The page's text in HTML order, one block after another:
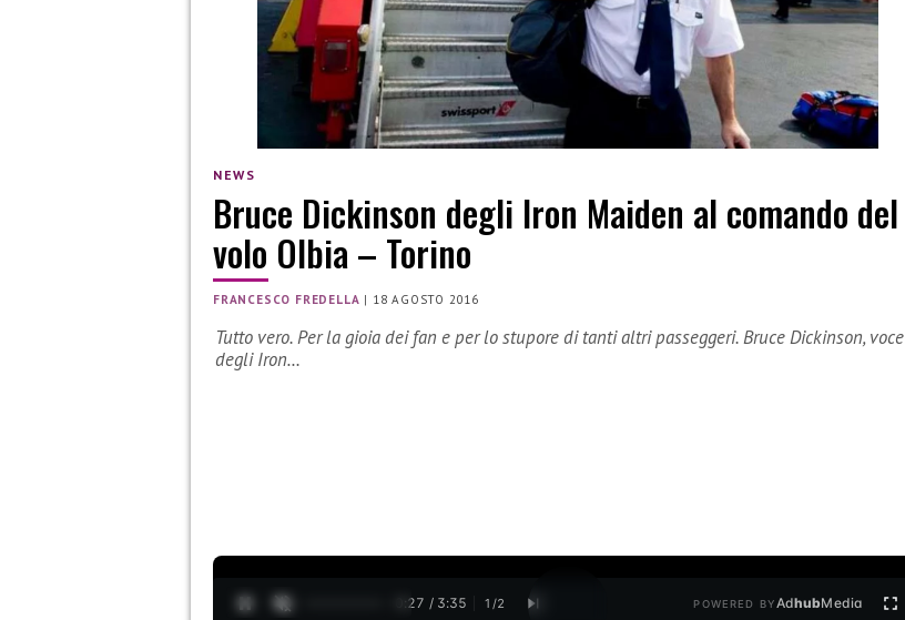
NEWS
Bruce Dickinson degli Iron Maiden al comando del
volo Olbia – Torino
FRANCESCO FREDELLA | 18 AGOSTO 2016
Tutto vero. Per la gioia dei fan e per lo stupore di tanti altri passeggeri. Bruce Dickinson, voce
degli Iron…
0:28 / 3:35 1 /2 POWERED BYAdhubMedia